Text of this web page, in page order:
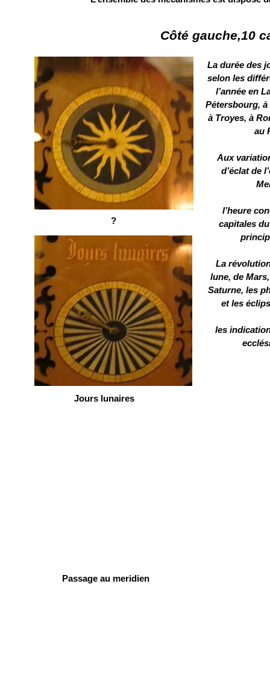
Côté gauche,10
?
La durée des
selon les
l’année en
Pétersbourg,
à Troyes, à
au
Aux
d’éclat de
l’heure
capitales
La
lune, de
Saturne, les
et les
les
Passage au meridien
Jours lunaires